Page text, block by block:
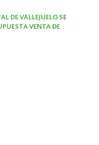
DE VALLEJUELO SE
VENTA DE